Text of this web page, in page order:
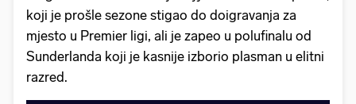
koji je prošle sezone stigao do doigravanja za
mjesto u Premier ligi, ali je zapeo u polufinalu od
Sunderlanda koji je kasnije izborio plasman u elitni
razred.